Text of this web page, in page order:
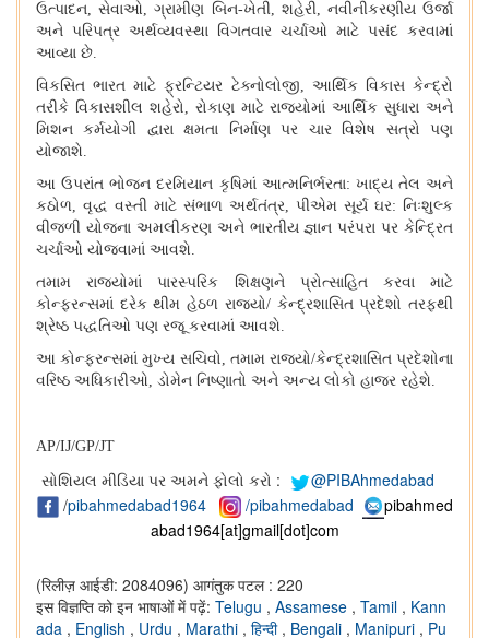
ઉત્પાદન, સેવાઓ, ગ્રામીણ બિન-ખેતી, શહેરી, નવીનીકરણીય ઉર્જા
અને પરિપત્ર અર્થવ્યવસ્થા વિગતવાર ચર્ચાઓ માટે પસંદ કરવામાં
આવ્યા છે.
વિકસિત ભારત માટે ફ્રન્ટિયર ટેક્નોલોજી, આર્થિક વિકાસ કેન્દ્રો
તરીકે વિકાસશીલ શહેરો, રોકાણ માટે રાજ્યોમાં આર્થિક સુધારા અને
મિશન કર્મયોગી દ્વારા ક્ષમતા નિર્માણ પર ચાર વિશેષ સત્રો પણ
યોજાશે.
આ ઉપરાંત ભોજન દરમિયાન કૃષિમાં આત્મનિર્ભરતા: ખાદ્ય તેલ અને
કઠોળ, વૃદ્ધ વસ્તી માટે સંભાળ અર્થતંત્ર, પીએમ સૂર્ય ઘર: નિઃશુલ્ક
વીજળી યોજના અમલીકરણ અને ભારતીય જ્ઞાન પરંપરા પર કેન્દ્રિત
ચર્ચાઓ યોજવામાં આવશે.
તમામ રાજ્યોમાં પારસ્પરિક શિક્ષણને પ્રોત્સાહિત કરવા માટે
કોન્ફરન્સમાં દરેક થીમ હેઠળ રાજ્યો/ કેન્દ્રશાસિત પ્રદેશો તરફથી
શ્રેષ્ઠ પદ્ધતિઓ પણ રજૂ કરવામાં આવશે.
આ કોન્ફરન્સમાં મુખ્ય સચિવો, તમામ રાજ્યો/કેન્દ્રશાસિત પ્રદેશોના
વરિષ્ઠ અધિકારીઓ, ડોમેન નિષ્ણાતો અને અન્ય લોકો હાજર રહેશે.
AP/IJ/GP/JT
સોશિયલ મીડિયા પર અમને ફોલો કરો :
@PIBAhmedabad
/pibahmedabad1964 /pibahmedabad
pibahmed
abad1964[at]gmail[dot]com
(रिलीज़ आईडी: 2084096) आगंतुक पटल : 220
इस विज्ञप्ति को इन भाषाओं में पढ़ें: Telugu , Assamese , Tamil , Kann
ada , English , Urdu , Marathi , हिन्दी , Bengali , Manipuri , Pu